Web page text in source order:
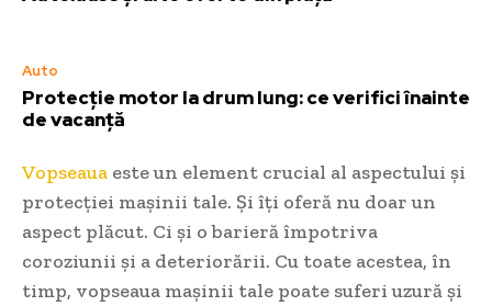
Auto
Protecție motor la drum lung: ce verifici înainte
de vacanță
Vopseaua este un element crucial al aspectului și
protecției mașinii tale. Și îți oferă nu doar un
aspect plăcut. Ci și o barieră împotriva
coroziunii și a deteriorării. Cu toate acestea, în
timp, vopseaua mașinii tale poate suferi uzură și